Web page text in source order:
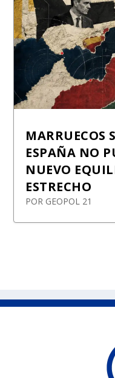
MARRUECOS
ESPAÑA NO
NUEVO
ESTRECHO
POR GEOPOL 21